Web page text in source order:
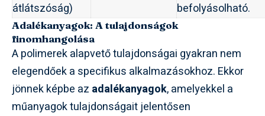
átlátszóság)
befolyásolható.
Adalékanyagok: A tulajdonságok
finomhangolása
A polimerek alapvető tulajdonságai gyakran nem
elegendőek a specifikus alkalmazásokhoz. Ekkor
jönnek képbe az adalékanyagok, amelyekkel a
műanyagok tulajdonságait jelentősen